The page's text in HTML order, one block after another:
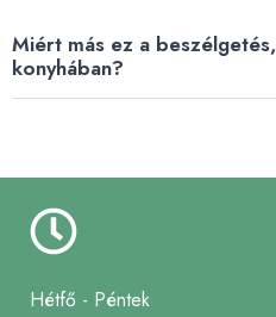
Miért más ez a
konyhában?
Hétfő - Péntek